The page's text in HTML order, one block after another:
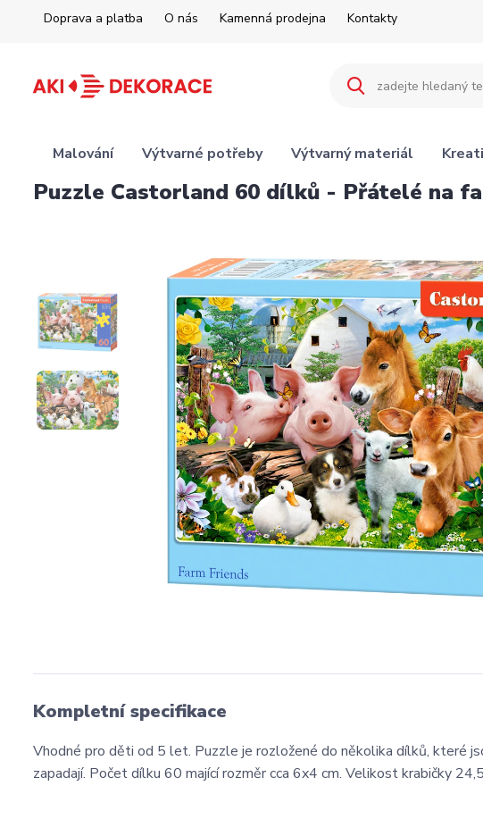
Doprava a platba O nás Kamenná prodejna Kontakty
Malování Výtvarné potřeby Výtvarný materiál
Puzzle Castorland 60 dílků - Přátelé na
Kompletní specifikace
Vhodné pro děti od 5 let. Puzzle je rozložené do několika dílků, které
zapadají. Počet dílku 60 mající rozměr cca 6x4 cm. Velikost krabičky